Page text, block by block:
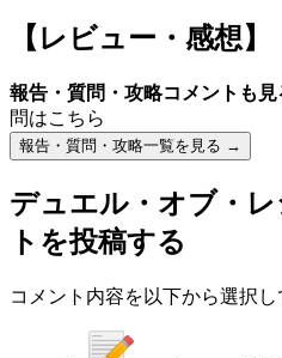
【レビュー・感想】
報告・質問・攻略コメントも見
問はこちら
報告・質問・攻略一覧を見る →
デュエル・オブ・
トを投稿する
コメント内容を以下から選択